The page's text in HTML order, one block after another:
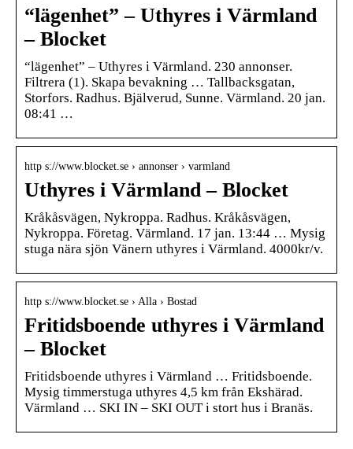
“lägenhet” – Uthyres i Värmland
– Blocket
“lägenhet” – Uthyres i Värmland. 230 annonser.
Filtrera (1). Skapa bevakning … Tallbacksgatan,
Storfors. Radhus. Bjälverud, Sunne. Värmland. 20 jan.
08:41 …
http s://www.blocket.se › annonser › varmland
Uthyres i Värmland – Blocket
Kråkåsvägen, Nykroppa. Radhus. Kråkåsvägen,
Nykroppa. Företag. Värmland. 17 jan. 13:44 … Mysig
stuga nära sjön Vänern uthyres i Värmland. 4000kr/v.
http s://www.blocket.se › Alla › Bostad
Fritidsboende uthyres i Värmland
– Blocket
Fritidsboende uthyres i Värmland … Fritidsboende.
Mysig timmerstuga uthyres 4,5 km från Ekshärad.
Värmland … SKI IN – SKI OUT i stort hus i Branäs.